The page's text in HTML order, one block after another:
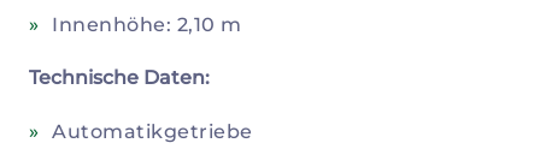
Innenhöhe: 2,10 m
Technische Daten:
Automatikgetriebe